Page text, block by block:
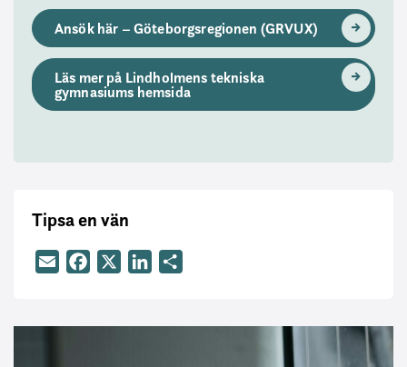
Ansök här – Göteborgsregionen (GRVUX)
Läs mer på Lindholmens tekniska
gymnasiums hemsida
Tipsa en vän
Email Facebook LinkedIn